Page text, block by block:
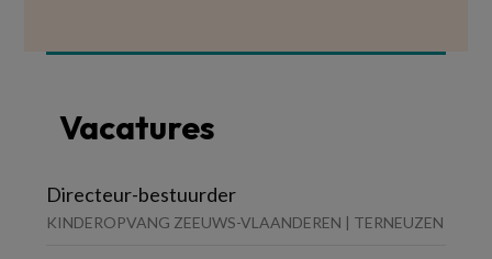
Vacatures
Directeur-bestuurder
KINDEROPVANG ZEEUWS-VLAANDEREN | TERNEUZEN